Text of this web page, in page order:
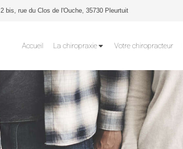
2 bis, rue du Clos de l'Ouche, 35730 Pleurtuit
Accueil La chiropraxie Votre chiropracteur